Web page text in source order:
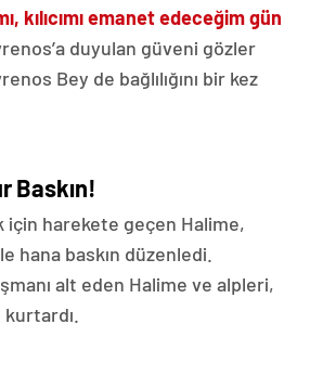
kılıcımı emanet edeceğim gün
duyulan güveni gözler
Bey de bağlılığını bir kez
Baskın!
için harekete geçen Halime,
hana baskın düzenledi.
alt eden Halime ve alpleri,